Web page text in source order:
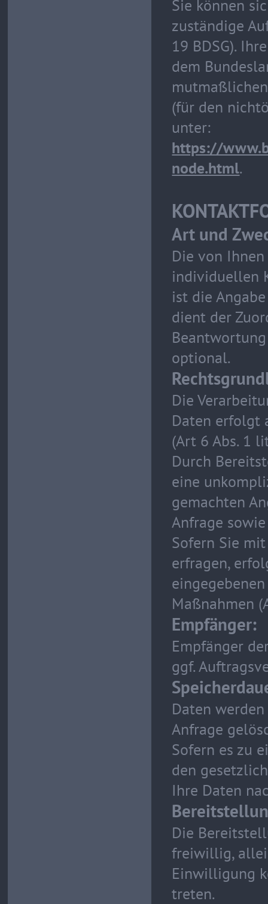
Sie können
zuständige
19 BDSG).
dem
(für den
unter:
https://
node.html.
Art und
Die von
individuellen
ist die
dient der
optional.
Die
Daten erfolgt
(Art 6 Abs. 1
Durch
eine
gemachten
Anfrage
Sofern Sie
erfragen,
Maßnahmen
Empfänger:
Empfänger
ggf.
Daten
Anfrage
Sofern es zu
den
Ihre Daten
Die
freiwillig,
Einwilligung
treten.